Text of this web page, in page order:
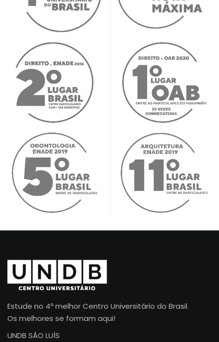
Estude no 4º melhor Centro Universitário do Brasil.
Os melhores se formam aqui!
UNDB SÃO LUÍS